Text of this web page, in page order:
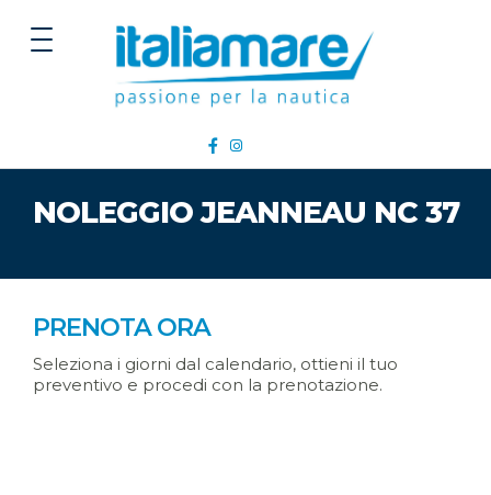
NOLEGGIO JEANNEAU NC 37
PRENOTA ORA
Seleziona i giorni dal calendario, ottieni il tuo
preventivo e procedi con la prenotazione.